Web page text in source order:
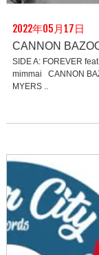
2022年05月17日
CANNON
SIDE A: FOREVER
mimmai CANNON
MYERS ..